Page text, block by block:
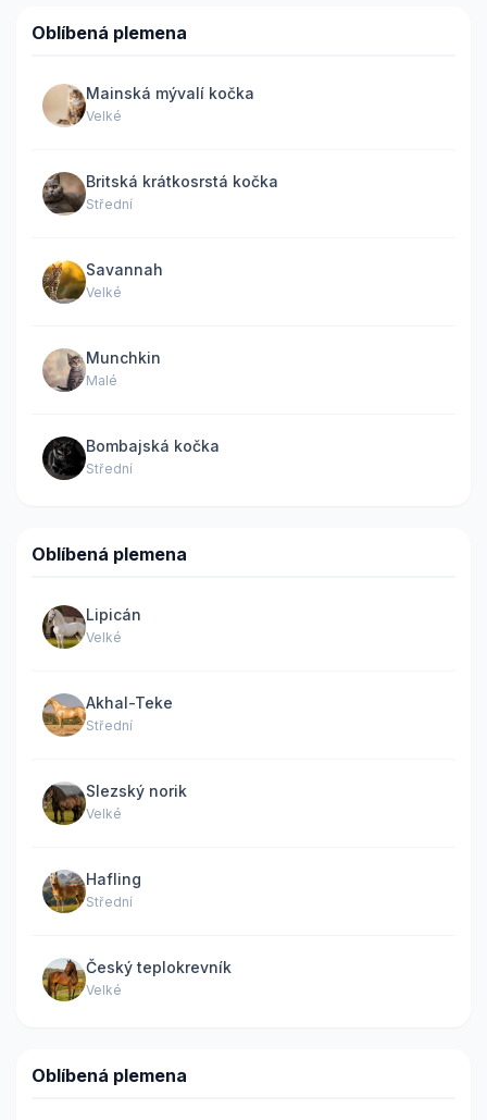
Oblíbená plemena
Mainská mývalí kočka
Velké
Britská krátkosrstá kočka
Střední
Savannah
Velké
Munchkin
Malé
Bombajská kočka
Střední
Oblíbená plemena
Lipicán
Velké
Akhal-Teke
Střední
Slezský norik
Velké
Hafling
Střední
Český teplokrevník
Velké
Oblíbená plemena